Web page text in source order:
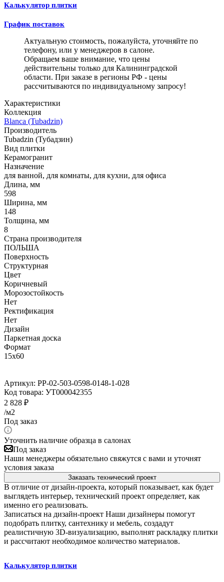
Калькулятор плитки
График поставок
Актуальную стоимость, пожалуйста, уточняйте по
телефону, или у менеджеров в салоне.
Обращаем ваше внимание, что цены
действительны только для Калининградской
области. При заказе в регионы РФ - цены
рассчитываются по индивидуальному запросу!
Характеристики
Коллекция
Blanca (Tubadzin)
Производитель
Tubadzin (Тубадзин)
Вид плитки
Керамогранит
Назначение
для ванной, для комнаты, для кухни, для офиса
Длина, мм
598
Ширина, мм
148
Толщина, мм
8
Страна производителя
ПОЛЬША
Поверхность
Структурная
Цвет
Коричневый
Морозостойкость
Нет
Ректификация
Нет
Дизайн
Паркетная доска
Формат
15x60
Артикул: PP-02-503-0598-0148-1-028
Код товара: УТ000042355
2 828 ₽
/м2
Под заказ
Уточнить наличие образца в салонах
Под заказ
Наши менеджеры обязательно свяжутся с вами и уточнят
условия заказа
Заказать технический проект
В отличие от дизайн-проекта, который показывает, как будет
выглядеть интерьер, технический проект определяет, как
именно его реализовать.
Записаться на дизайн-проект Наши дизайнеры помогут
подобрать плитку, сантехнику и мебель, создадут
реалистичную 3D-визуализацию, выполнят раскладку плитки
и рассчитают необходимое количество материалов.
Калькулятор плитки